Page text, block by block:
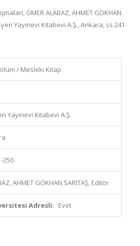
ÖMER ALABAZ, AHMET GÖKHAN
Yayınevi Kitabevi A.Ş., Ankara, ss.241-
/ Mesleki Kitap
Yayınevi Kitabevi A.Ş.
250
AHMET GÖKHAN SARITAŞ, Editör
Adresli: Evet